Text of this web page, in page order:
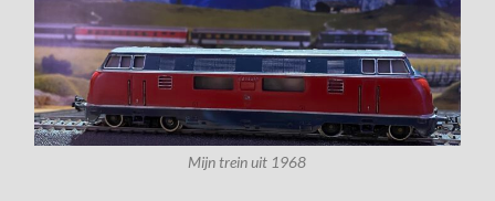
Mijn trein uit 1968